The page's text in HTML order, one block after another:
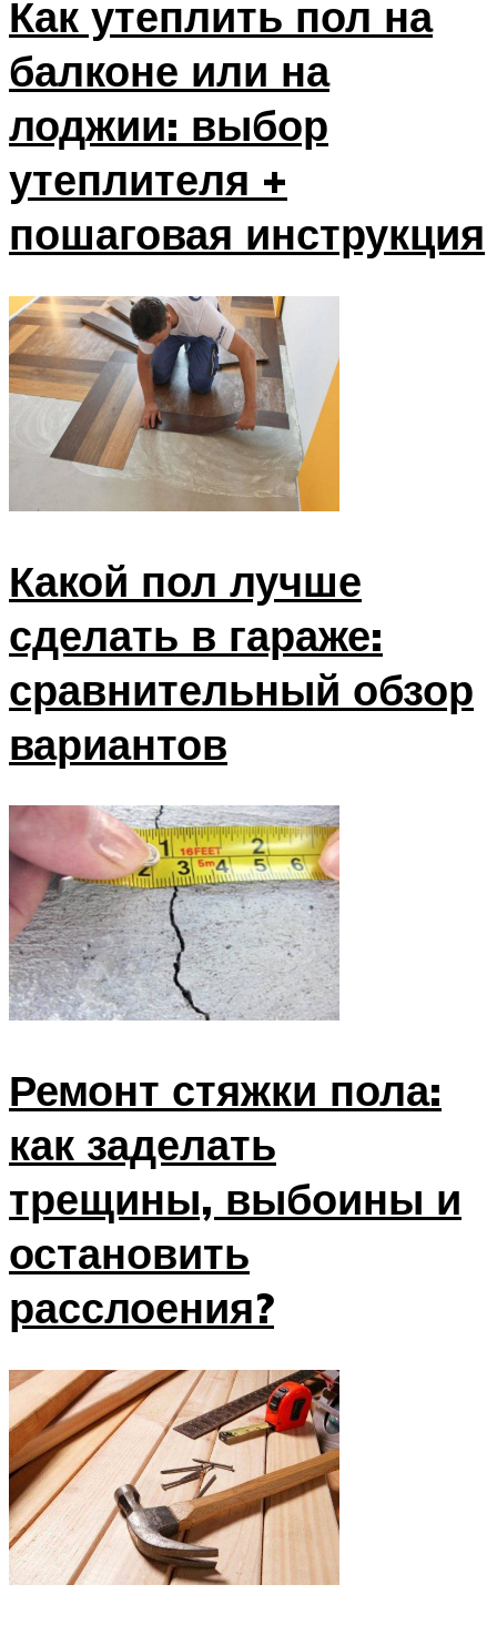
Как утеплить пол на
балконе или на
лоджии: выбор
утеплителя +
пошаговая инструкция
Какой пол лучше
сделать в гараже:
сравнительный обзор
вариантов
Ремонт стяжки пола:
как заделать
трещины, выбоины и
остановить
расслоения?